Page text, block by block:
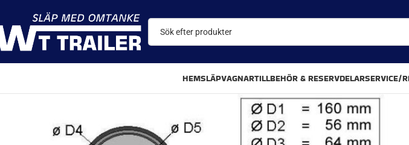
HEMSLÄPVAGNARTILLBEHÖR & RESERVDELARSERVICE/